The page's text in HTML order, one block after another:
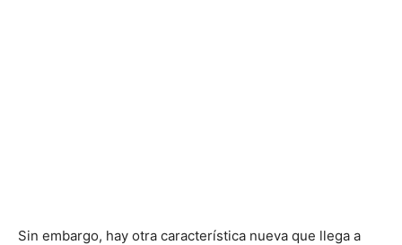
Sin embargo, hay otra característica nueva que llega a